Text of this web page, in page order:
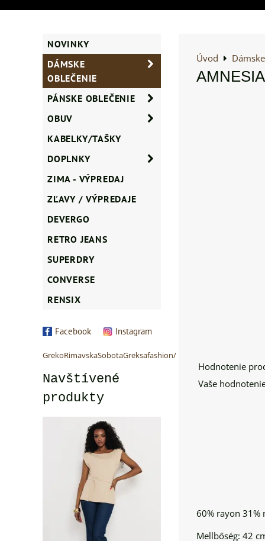
Úvod
Hodnotenie
Vaše
60% rayon 31%
Mellbőség: 42
NOVINKY
DÁMSKE
OBLEČENIE
PÁNSKE OBLEČENIE
OBUV
KABELKY/TAŠKY
DOPLNKY
ZIMA - VÝPREDAJ
ZĽAVY / VÝPREDAJE
DEVERGO
RETRO JEANS
SUPERDRY
CONVERSE
RENSIX
Facebook Instagram
GrekoRimavskaSobotaGreksafashion/
Navštívené
produkty